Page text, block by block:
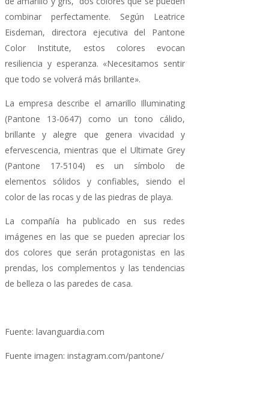
combinar perfectamente. Según Leatrice
Eisdeman, directora ejecutiva del Pantone
Color Institute, estos colores evocan
resiliencia y esperanza. «Necesitamos sentir
que todo se volverá más brillante».
La empresa describe el amarillo Illuminating
(Pantone 13-0647) como un tono cálido,
brillante y alegre que genera vivacidad y
efervescencia, mientras que el Ultimate Grey
(Pantone 17-5104) es un símbolo de
elementos sólidos y confiables, siendo el
color de las rocas y de las piedras de playa.
La compañía ha publicado en sus redes
imágenes en las que se pueden apreciar los
dos colores que serán protagonistas en las
prendas, los complementos y las tendencias
de belleza o las paredes de casa.
Fuente: lavanguardia.com
Fuente imagen: instagram.com/pantone/